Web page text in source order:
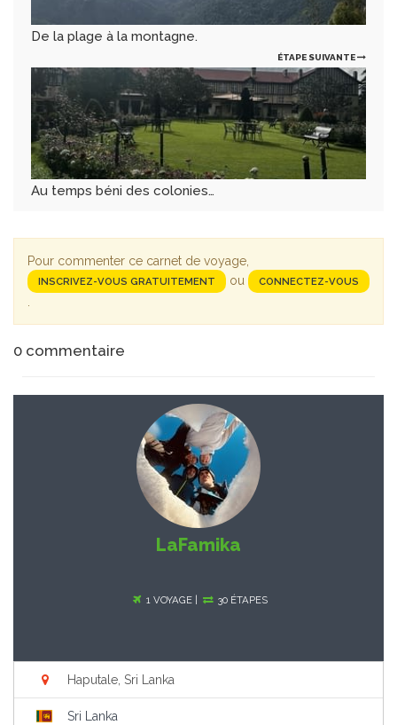
De la plage à la montagne.
ÉTAPE SUIVANTE
Au temps béni des colonies…
Pour commenter ce carnet de voyage,
INSCRIVEZ-VOUS GRATUITEMENT ou CONNECTEZ-VOUS
.
0 commentaire
LaFamika
1 VOYAGE | 30 ÉTAPES
Haputale, Sri Lanka
Sri Lanka